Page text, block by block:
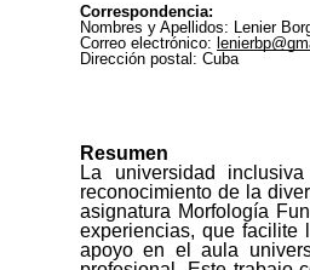
Correspondencia:
Nombres y Apellidos: Lenier
Correo electrónico:
Dirección postal: Cuba
Resumen
La universidad
reconocimiento de la
asignatura Morfología
experiencias, que facilite
apoyo en el aula